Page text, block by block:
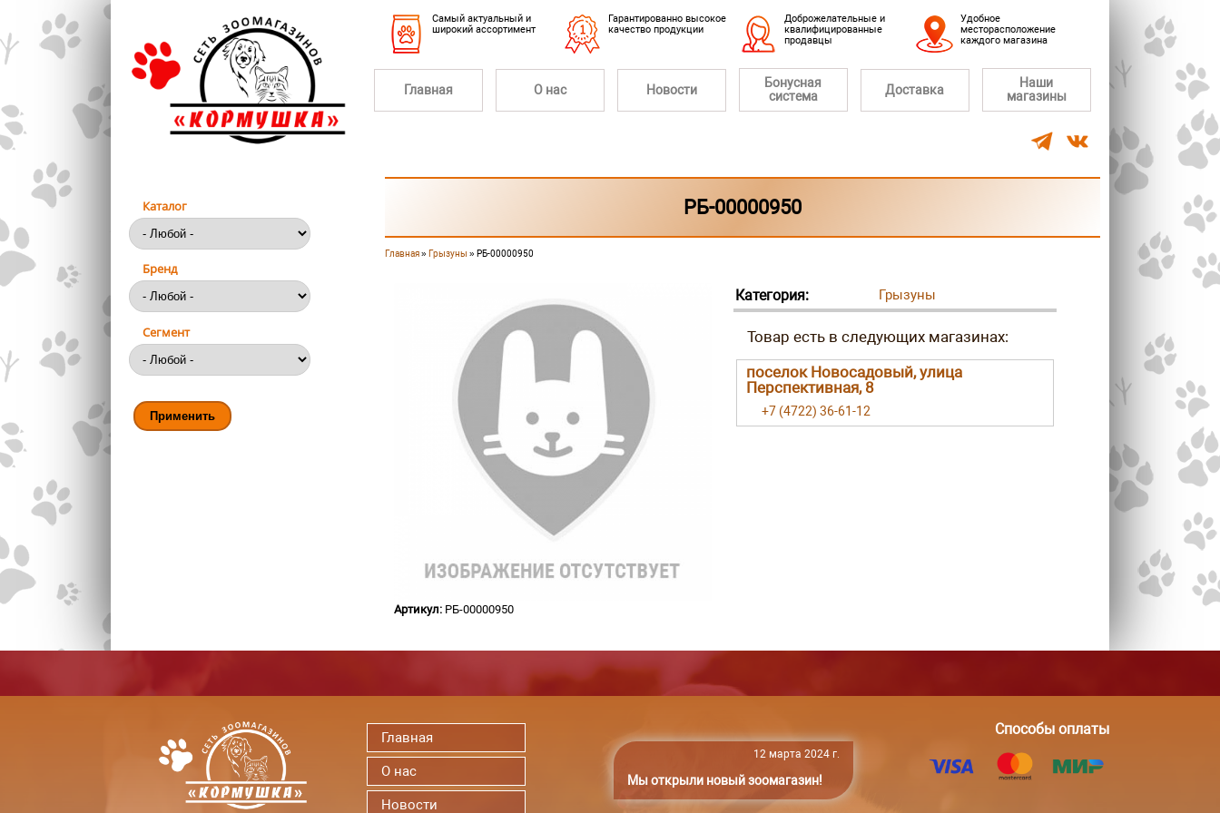
Перейти к основному содержанию
Cамый актуальный и
широкий ассортимент
Гарантированно высокое
качество продукции
Доброжелательные и
квалифицированные
продавцы
Удобное
месторасположение
каждого магазина
Главная О нас Новости
Бонусная
система
Доставка
Наши
магазины
РБ-00000950
Вы здесь
Главная» Грызуны » РБ-00000950
Артикул:РБ-00000950
Категория: Грызуны
поселок Новосадовый, улица
Перспективная, 8
+7 (4722) 36-61-12
Каталог
Бренд
Сегмент
Главная
О нас
Новости
12 марта 2024 г.
Мы открыли новый зоомагазин!
Способы оплаты